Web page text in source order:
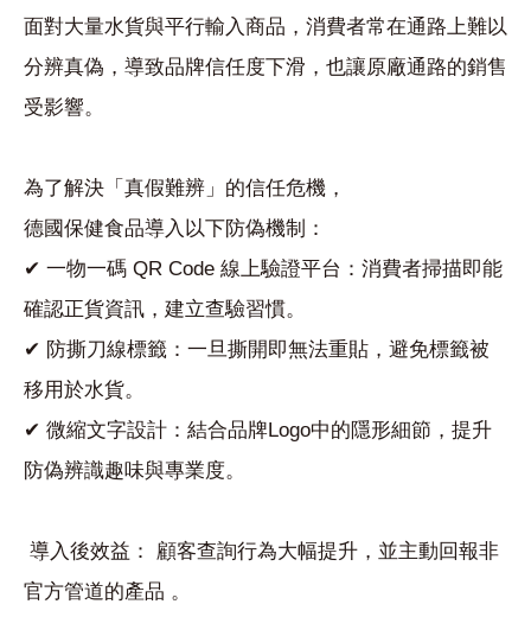
面對大量水貨與平行輸入商品，消費者常在通路上難以
分辨真偽，導致品牌信任度下滑，也讓原廠通路的銷售
受影響。
為了解決「真假難辨」的信任危機，
德國保健食品導入以下防偽機制：
✔ 一物一碼 QR Code 線上驗證平台：消費者掃描即能
確認正貨資訊，建立查驗習慣。
✔ 防撕刀線標籤：一旦撕開即無法重貼，避免標籤被
移用於水貨。
✔ 微縮文字設計：結合品牌Logo中的隱形細節，提升
防偽辨識趣味與專業度。
導入後效益： 顧客查詢行為大幅提升，並主動回報非
官方管道的產品 。